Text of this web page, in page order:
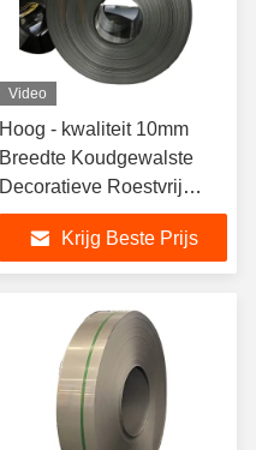
Video
Hoog - kwaliteit 10mm
Breedte Koudgewalste
Decoratieve Roestvrij
staalstrook
Krijg Beste Prijs